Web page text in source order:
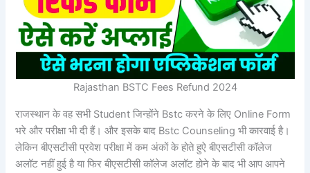
Rajasthan BSTC Fees Refund 2024
राजस्थान के वह सभी Student जिन्होंने Bstc करने के लिए Online Form
भरे और परीक्षा भी दी हैं। और इसके बाद Bstc Counseling भी कारवाई है।
लेकिन बीएसटीसी प्रवेश परीक्षा में कम अंकों के होते हुऐ बीएसटीसी कॉलेज
अलॉट नहीं हुई है या फिर बीएसटीसी कॉलेज अलॉट होने के बाद भी आप आपने